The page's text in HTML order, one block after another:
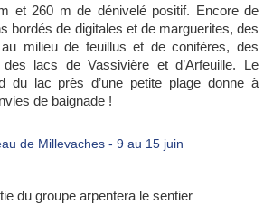
et 260 m de dénivelé positif. Encore de
bordés de digitales et de marguerites, des
milieu de feuillus et de conifères, des
lacs de Vassivière et d’Arfeuille. Le
du lac près d’une petite plage donne à
de baignade !
du groupe arpentera le sentier